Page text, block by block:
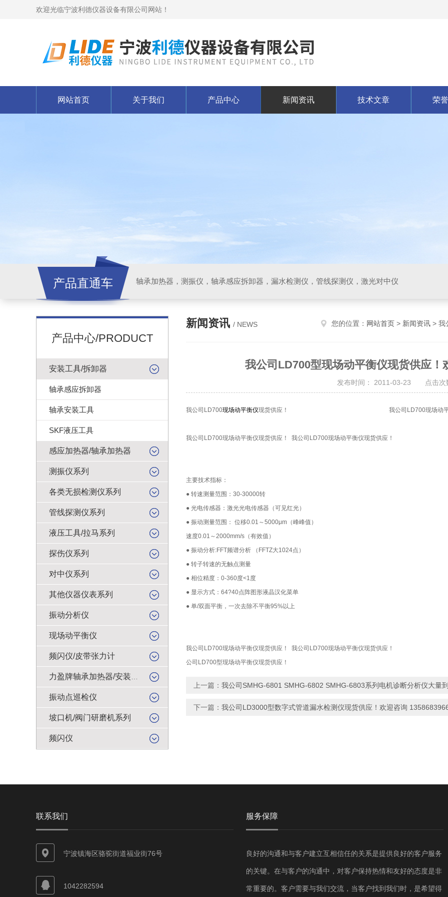
欢迎光临宁波利德仪器设备有限公司网站！
网站首页 关于我们 产品中心 新闻资讯 技术文章 荣
产品直通车 轴承加热器，测振仪，轴承感应拆卸器，漏水检测仪，管线探测仪，激光对中仪
产品中心/PRODUCT
安装工具/拆卸器
轴承感应拆卸器
轴承安装工具
SKF液压工具
感应加热器/轴承加热器
测振仪系列
各类无损检测仪系列
管线探测仪系列
液压工具/拉马系列
探伤仪系列
对中仪系列
其他仪器仪表系列
振动分析仪
现场动平衡仪
频闪仪/皮带张力计
振动点巡检仪
坡口机/阀门研磨机系列
频闪仪
新闻资讯 / NEWS 您的位置： 网站首页 > 新闻资讯 > 我
我公司LD700型现场动平衡仪现货供应！
发布时间： 2011-03-23 点击次
我公司LD700现场动平衡仪现货供应！ 我公司LD700现场动平衡仪现货供应
我公司LD700现场动平衡仪现货供应！ 我公司LD700现场动平衡仪现货供应！
主要技术指标：
● 转速测量范围：30-30000转
● 光电传感器：激光光电传感器（可见红光）
● 振动测量范围： 位移0.01～5000μm（峰峰值）
速度0.01～2000mm/s（有效值）
● 振动分析:FFT频谱分析 （FFTZ大1024点）
● 转子转速的无触点测量
● 相位精度：0-360度<1度
● 显示方式：64?40点阵图形液晶汉化菜单
● 单/双面平衡，一次去除不平衡95%以上
我公司LD700现场动平衡仪现货供应！ 我公司
公司LD700型现场动平衡仪现货供应！
上一篇： 我公司SMHG-6801 SMHG-6802 SMHG-6803系列电机诊断分析仪大量
下一篇： 我公司LD3000型数字式管道漏水检测仪现货供应！欢迎咨询
联系我们
宁波镇海区骆驼街道福业街76号
1042282594
服务保障
良好的沟通和与客户建立互相信任的关系是提供良好的客户服务
的关键。在与客户的沟通中，对客户保持热情和友好的态度是非
常重要的。客户需要与我们交流，当客户找到我们时，是希望得